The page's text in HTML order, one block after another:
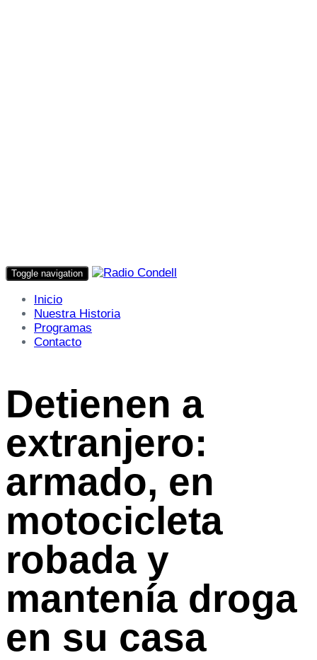
Toggle navigation
Inicio
Nuestra Historia
Programas
Contacto
Detienen a
extranjero:
armado, en
motocicleta
robada y
mantenía droga
en su casa